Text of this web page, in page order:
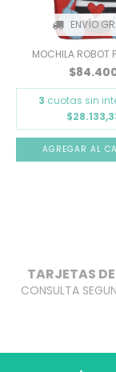
ENVÍO
MOCHILA ROBOT
3 cuotas sin
TARJETAS
CONSULTA